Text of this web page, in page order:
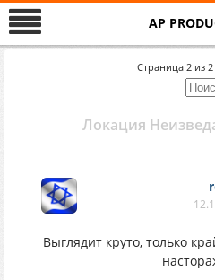
AP
Страница 2 из 2
Локация
Выглядит круто, только